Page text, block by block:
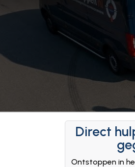
Direct
Ontstoppen in